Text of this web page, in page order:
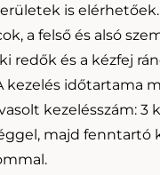
is elérhetőek.
a felső és alsó
redők és a kézfej
kezelés időtartama
kezelésszám: 3
majd fenntartó